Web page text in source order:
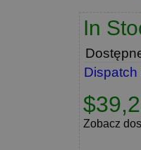
In
Zobacz